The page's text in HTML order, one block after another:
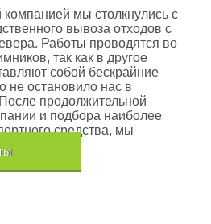
мы столкнулись с
вывоза отходов с
Работы проводятся во
так как в другое
собой бескрайние
не остановило нас в
продолжительной
и подбора наиболее
средства, мы